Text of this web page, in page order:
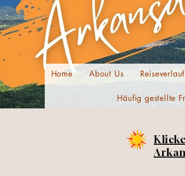
Home About Us Reiseverlauf
Häufig gestellte